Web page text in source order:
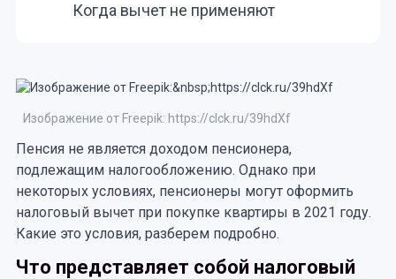
Когда вычет не применяют
Изображение от Freepik: https://clck.ru/39hdXf
Пенсия не является доходом пенсионера,
подлежащим налогообложению. Однако при
некоторых условиях, пенсионеры могут оформить
налоговый вычет при покупке квартиры в 2021 году.
Какие это условия, разберем подробно.
Что представляет собой налоговый